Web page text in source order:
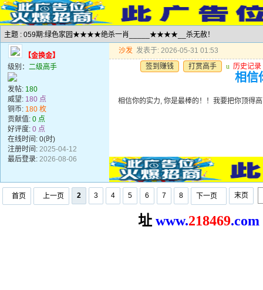
主题 : 059期:绿色家园★★★★绝杀一肖_____★★★★__杀无赦！
【金换金】
级别： 二级高手
发帖: 180
威望: 180 点
铜币: 180 枚
贡献值: 0 点
好评度: 0 点
在线时间: 0(时)
注册时间: 2025-04-12
最后登录: 2026-08-06
沙发 发表于: 2026-05-31 01:53
签到赚钱
打赏高手 u 历史记录
相信
相信你的实力, 你是最棒的！！我要把你顶得
首页 上一页 2 3 4 5 6 7 8 下一页 末页
址 www.218469.com